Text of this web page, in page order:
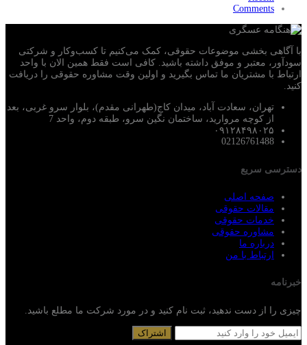
Comments
با آگاهی بخشی موضوعات حقوقی، کمک می‌‎کنیم تا کسب‌وکار و شرکتی
سودآور، معتبر و موفق داشته باشید. کافی است فقط همین الان با واحد
ارتباط با مشتریان ما تماس بگیرید و اولین وقت مشاوره حقوقی را دریافت
کنید.
تهران، سعادت آباد، میدان کاج(طهرانی مقدم)، بلوار سرو غربی، بعد
از کوچه مروارید، ساختمان نگین سرو، طبقه دوم، واحد 7
۰۹۱۲۸۴۹۸۰۲۵
02126761488
دسترسی سریع
صفحه اصلی
مقالات حقوقی
خدمات حقوقی
مشاوره حقوقی
درباره ما
ارتباط با من
خبرنامه
چیزی را از دست ندهید، ثبت نام کنید و در مورد شرکت ما مطلع باشید.